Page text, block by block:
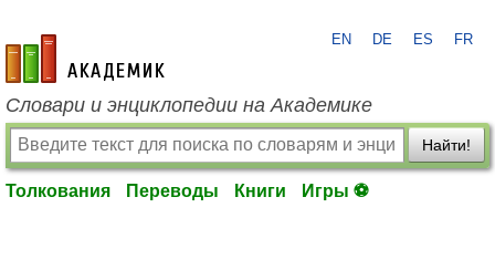
academic.ru
EN DE ES FR
Словари и энциклопедии на Академике
Найти!
Толкования Переводы Книги Игры ⚽